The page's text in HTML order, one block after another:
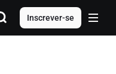
Inscrever-se